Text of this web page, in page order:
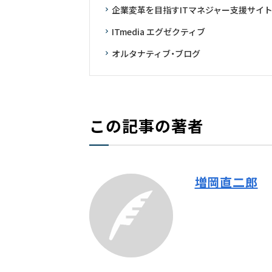
企業変革を目指すITマネジャー支援サイト
ITmedia エグゼクティブ
オルタナティブ・ブログ
この記事の著者
増岡直二郎